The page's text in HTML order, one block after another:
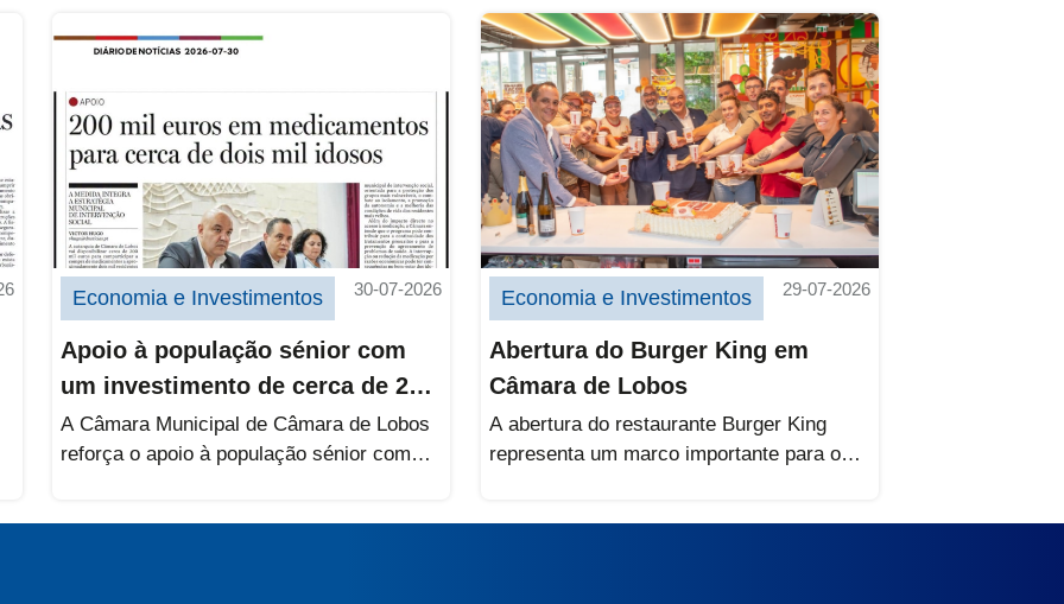
urbanístico do projeto do teleférico
Apoio à população sénior com um investimento de cerca de 200 mil euros para
30-07-2026
Economia e Investimentos
Apoio à população sénior com
um investimento de cerca de 200
mil euros para comparticipação
de medicamentos
A Câmara Municipal de Câmara de Lobos
reforça o apoio à população sénior com
Abertura do Burger King em Câmara de Lobos
29-07-2026
Economia e Investimentos
Abertura do Burger King em
Câmara de Lobos
A abertura do restaurante Burger King
representa um marco importante para o